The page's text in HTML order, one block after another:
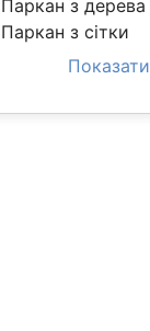
Паркан з дерева
Паркан з сітки